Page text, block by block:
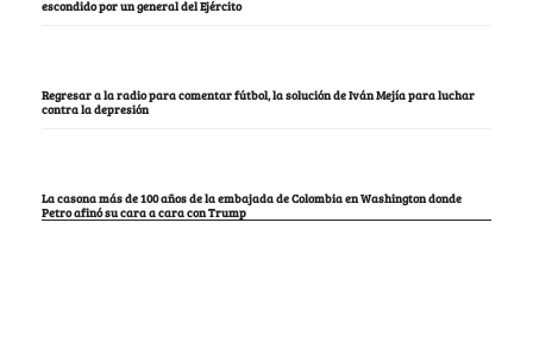
escondido por un general del Ejército
Regresar a la radio para comentar fútbol, la solución de Iván Mejía para luchar
contra la depresión
La casona más de 100 años de la embajada de Colombia en Washington donde
Petro afinó su cara a cara con Trump